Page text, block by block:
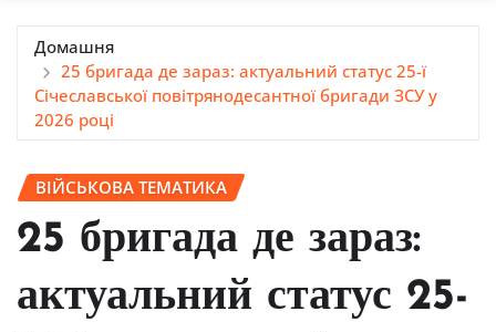
Домашня
25 бригада де зараз: актуальний статус 25-ї
Січеславської повітрянодесантної бригади ЗСУ у
2026 році
ВІЙСЬКОВА ТЕМАТИКА
25 бригада де зараз:
актуальний статус 25-